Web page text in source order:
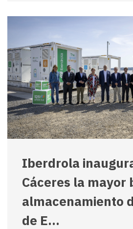
Iberdrola
Cáceres la mayor
almacenamiento
de E...